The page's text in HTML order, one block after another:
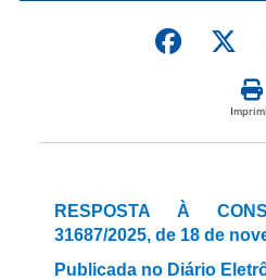
​RESPOSTA À
31687/2025, de 18 de
Publicada no Diário